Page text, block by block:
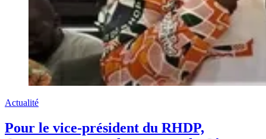
Actualité
Pour le vice-président du RHDP,